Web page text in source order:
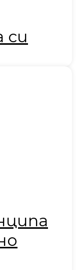
си